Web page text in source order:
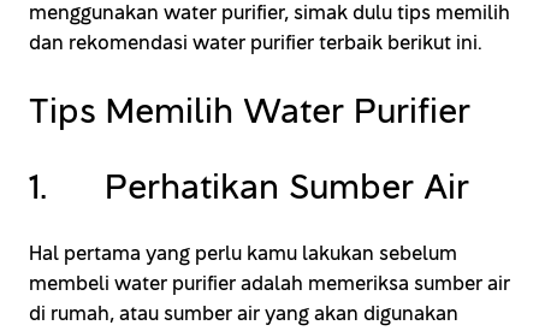
menggunakan water purifier, simak dulu tips memilih
dan rekomendasi water purifier terbaik berikut ini.
Tips Memilih Water Purifier
1. Perhatikan Sumber Air
Hal pertama yang perlu kamu lakukan sebelum
membeli water purifier adalah memeriksa sumber air
di rumah, atau sumber air yang akan digunakan